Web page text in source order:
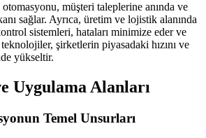
müşteri taleplerine anında ve
sağlar. Ayrıca, üretim ve lojistik alanında
sistemleri, hataları minimize eder ve
teknolojiler, şirketlerin piyasadaki hızını ve
yükseltir.
Uygulama Alanları
Temel Unsurları